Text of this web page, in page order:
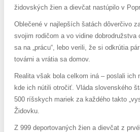
židovských žien a dievčat nastúpilo v
Oblečené v najlepších šatách dôverčivo
svojim rodičom a vo vidine dobrodružstva
sa na „prácu“, lebo verili, že si odkrútia
továrni a vrátia sa domov.
Realita však bola celkom iná – poslali ich
kde ich nútili otročiť. Vláda slovenského
500 ríšskych mariek za každého takto
Židovku.
Z 999 deportovaných žien a dievčat z